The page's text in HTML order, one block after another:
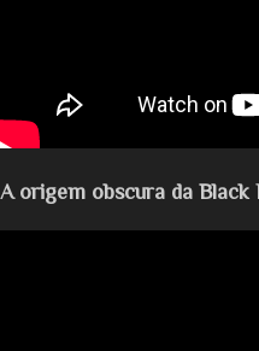
A origem obscura da Black